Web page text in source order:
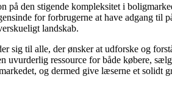
på den stigende kompleksitet i
for forbrugerne at have adgang
landskab.
sig til alle, der ønsker at udforske og
uvurderlig ressource for både købere,
og dermed give læserne et solidt